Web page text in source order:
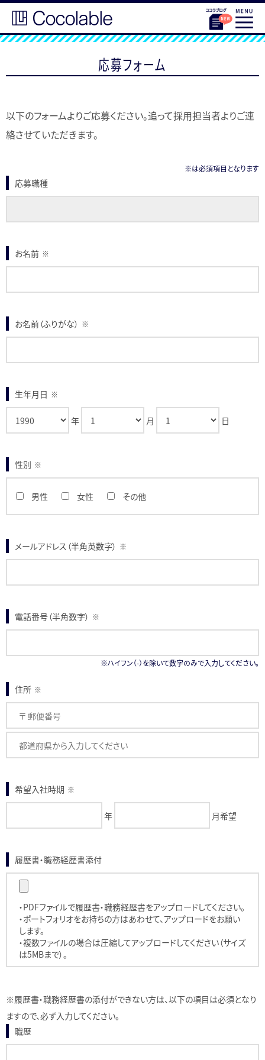
応募フォーム
以下のフォームよりご応募ください。追って採用担当者よりご連
絡させていただきます。
※は必須項目となります
応募職種
お名前 ※
お名前（ふりがな） ※
生年月日 ※
年 月 日
性別 ※
男性 女性 その他
メールアドレス（半角英数字） ※
電話番号（半角数字） ※
※ハイフン（-）を除いて数字のみで入力してください。
住所 ※
希望入社時期 ※
年 月希望
履歴書・職務経歴書添付
・PDFファイルで履歴書・職務経歴書をアップロードしてください。
・ポートフォリオをお持ちの方はあわせて、アップロードをお願い
します。
・複数ファイルの場合は圧縮してアップロードしてください（サイズ
は5MBまで）。
※履歴書・職務経歴書の添付ができない方は、以下の項目は必須となり
ますので、必ず入力してください。
職歴